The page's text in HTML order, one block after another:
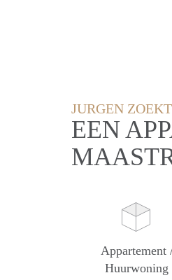
JURGEN
EEN
Appartement
Huurwoning